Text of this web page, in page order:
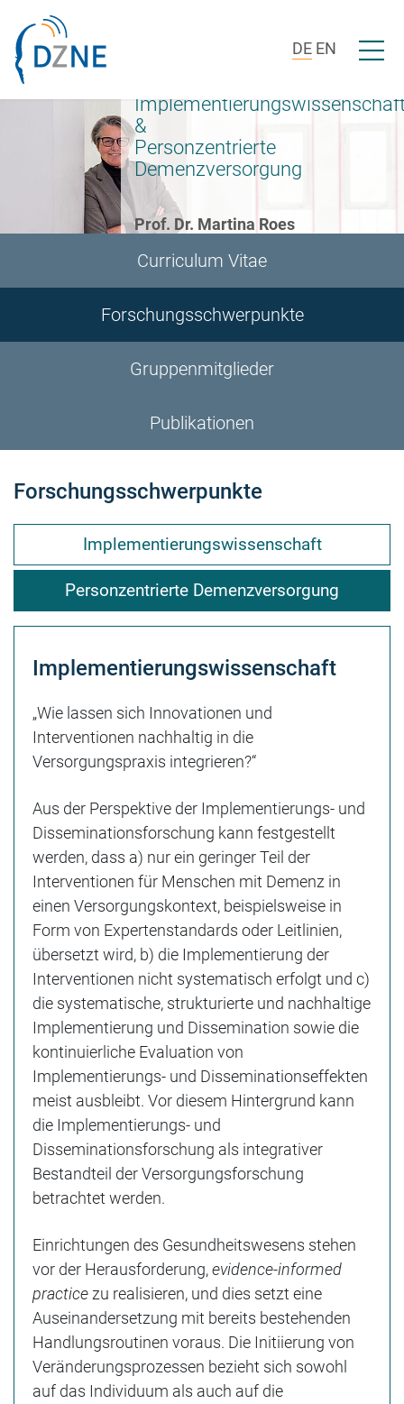
DE EN Menü
&
Personzentrierte
Demenzversorgung
Prof. Dr. Martina Roes
Curriculum Vitae
Forschungsschwerpunkte
Gruppenmitglieder
Publikationen
Forschungsschwerpunkte
Implementierungswissenschaft
Personzentrierte Demenzversorgung
Implementierungswissenschaft
„Wie lassen sich Innovationen und
Interventionen nachhaltig in die
Versorgungspraxis integrieren?“
Aus der Perspektive der Implementierungs- und
Disseminationsforschung kann festgestellt
werden, dass a) nur ein geringer Teil der
Interventionen für Menschen mit Demenz in
einen Versorgungskontext, beispielsweise in
Form von Expertenstandards oder Leitlinien,
übersetzt wird, b) die Implementierung der
Interventionen nicht systematisch erfolgt und c)
die systematische, strukturierte und nachhaltige
Implementierung und Dissemination sowie die
kontinuierliche Evaluation von
Implementierungs- und Disseminationseffekten
meist ausbleibt. Vor diesem Hintergrund kann
die Implementierungs- und
Disseminationsforschung als integrativer
Bestandteil der Versorgungsforschung
betrachtet werden.
Einrichtungen des Gesundheitswesens stehen
vor der Herausforderung,evidence-informed
practice zu realisieren, und dies setzt eine
Auseinandersetzung mit bereits bestehenden
Handlungsroutinen voraus. Die Initiierung von
Veränderungsprozessen bezieht sich sowohl
auf das Individuum als auch auf die